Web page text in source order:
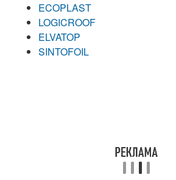
ECOPLAST
LOGICROOF
ELVATOP
SINTOFOIL